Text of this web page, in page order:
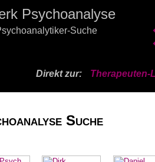
Psychoanalyse
Suche
Direkt zur: Therapeuten-
Suche